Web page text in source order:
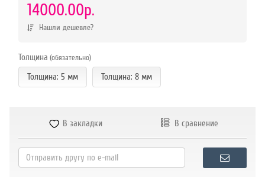
14000.00р.
Нашли дешевле?
Толщина (обязательно)
Толщина: 5 мм Толщина: 8 мм
В закладки В сравнение